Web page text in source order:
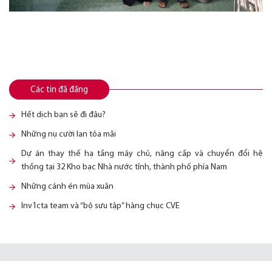
Các tin đã đăng
Hết dịch bạn sẽ đi đâu?
Những nụ cười lan tỏa mãi
Dự án thay thế hạ tầng máy chủ, nâng cấp và chuyển đổi hệ
thống tại 32 Kho bạc Nhà nước tỉnh, thành phố phía Nam
Những cánh én mùa xuân
Inv1cta team và “bộ sưu tập” hàng chục CVE